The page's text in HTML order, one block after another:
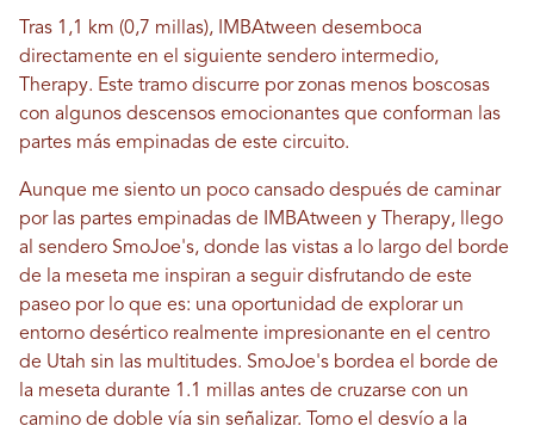
Tras 1,1 km (0,7 millas), IMBAtween desemboca
directamente en el siguiente sendero intermedio,
Therapy. Este tramo discurre por zonas menos boscosas
con algunos descensos emocionantes que conforman las
partes más empinadas de este circuito.
Aunque me siento un poco cansado después de caminar
por las partes empinadas de IMBAtween y Therapy, llego
al sendero SmoJoe's, donde las vistas a lo largo del borde
de la meseta me inspiran a seguir disfrutando de este
paseo por lo que es: una oportunidad de explorar un
entorno desértico realmente impresionante en el centro
de Utah sin las multitudes. SmoJoe's bordea el borde de
la meseta durante 1.1 millas antes de cruzarse con un
camino de doble vía sin señalizar. Tomo el desvío a la